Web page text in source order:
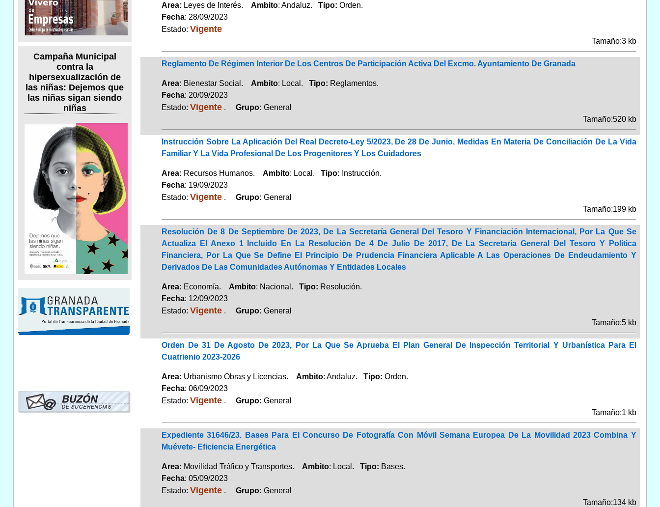
Campaña Municipal
contra la
hipersexualización de
las niñas: Dejemos que
las niñas sigan siendo
niñas
Area: Leyes de Interés. Ambito: Andaluz. Tipo: Orden.
Fecha: 28/09/2023
Estado: Vigente
Tamaño:3 kb
Reglamento De Régimen Interior De Los Centros De Participación Activa Del Excmo. Ayuntamiento De Granada
Area: Bienestar Social. Ambito: Local. Tipo: Reglamentos.
Fecha: 20/09/2023
Estado: Vigente. Grupo: General
Tamaño:520 kb
Instrucción Sobre La Aplicación Del Real Decreto-Ley 5/2023, De 28 De Junio, Medidas En Materia De Conciliación De La Vida
Familiar Y La Vida Profesional De Los Progenitores Y Los Cuidadores
Area: Recursos Humanos. Ambito: Local. Tipo: Instrucción.
Fecha: 19/09/2023
Estado: Vigente. Grupo: General
Tamaño:199 kb
Resolución De 8 De Septiembre De 2023, De La Secretaría General Del Tesoro Y Financiación Internacional, Por La Que Se
Actualiza El Anexo 1 Incluido En La Resolución De 4 De Julio De 2017, De La Secretaría General Del Tesoro Y Política
Financiera, Por La Que Se Define El Principio De Prudencia Financiera Aplicable A Las Operaciones De Endeudamiento Y
Derivados De Las Comunidades Autónomas Y Entidades Locales
Area: Economía. Ambito: Nacional. Tipo: Resolución.
Fecha: 12/09/2023
Estado: Vigente. Grupo: General
Tamaño:5 kb
Orden De 31 De Agosto De 2023, Por La Que Se Aprueba El Plan General De Inspección Territorial Y Urbanística Para El
Cuatrienio 2023-2026
Area: Urbanismo Obras y Licencias. Ambito: Andaluz. Tipo: Orden.
Fecha: 06/09/2023
Estado: Vigente. Grupo: General
Tamaño:1 kb
Expediente 31646/23. Bases Para El Concurso De Fotografía Con Móvil Semana Europea De La Movilidad 2023 Combina Y
Muévete- Eficiencia Energética
Area: Movilidad Tráfico y Transportes. Ambito: Local. Tipo: Bases.
Fecha: 05/09/2023
Estado: Vigente. Grupo: General
Tamaño:134 kb